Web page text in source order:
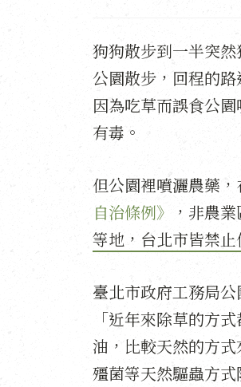
狗狗散步到一半突
公園散步，回程的
因為吃草而誤食公
有毒。
但公園裡噴灑農藥
自治條例》
，非農
等地，台北市皆禁止
臺北市政府工務局
「近年來除草的方
油，比較天然的方
殭菌等天然驅蟲方